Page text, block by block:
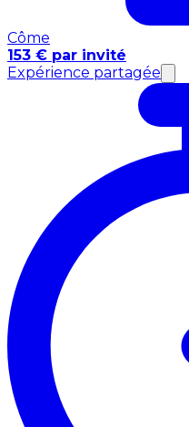
Côme
153 € par invité
Expérience partagée